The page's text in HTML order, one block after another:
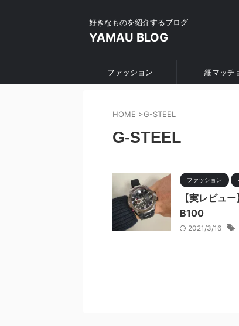
好きなものを紹介するブログ
YAMAU BLOG
ファッション 細マッチ
HOME >G-STEEL
G-STEEL
ファッション
【実レビュ
B100
2021/3/16